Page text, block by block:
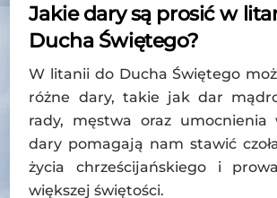
Jakie dary są prosić w
Ducha Świętego?
W litanii do Ducha Świętego
różne dary, takie jak dar
rady, męstwa oraz umocnienia
dary pomagają nam stawić
życia chrześcijańskiego i
większej świętości.